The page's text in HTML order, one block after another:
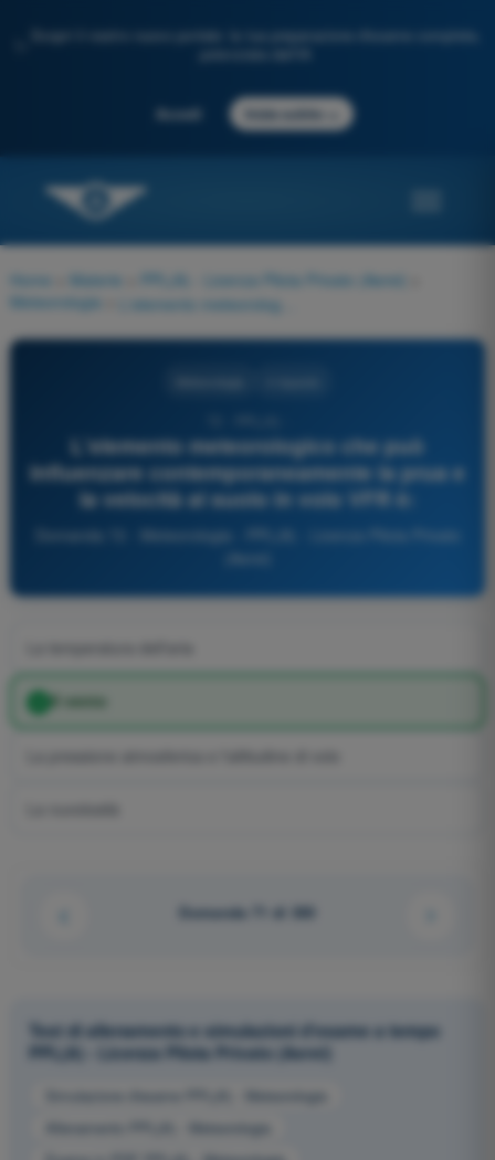
Scopri il nostro nuovo portale: la tua preparazione d'esame completa,
Accedi Inizia subito
Home Materie PPL(A) - Licenza Pilota Privato (Aerei)
Meteorologia
L'elemento meteorologico che può
influenzare contemporaneamente la prua e
la velocità al suolo in volo VFR è:
Il vento
Domanda 71 di 300
Test di allenamento e simulazioni d'esame a tempo
PPL(A) - Licenza Pilota Privato (Aerei)
Simulazione d'esame PPL(A) - Meteorologia
Allenamento PPL(A) - Meteorologia